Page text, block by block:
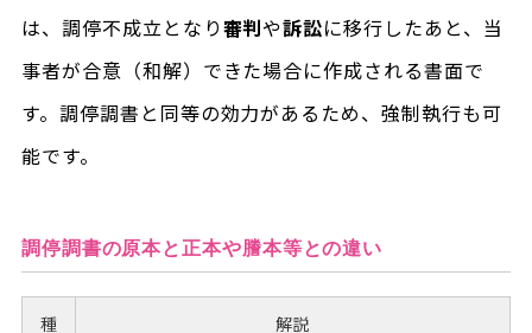
は、調停不成立となり審判や訴訟に移行したあと、当
事者が合意（和解）できた場合に作成される書面で
す。調停調書と同等の効力があるため、強制執行も可
能です。
調停調書の原本と正本や謄本等との違い
種 解説